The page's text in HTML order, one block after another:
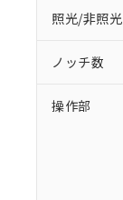
照光/非照光
ノッチ数
操作部